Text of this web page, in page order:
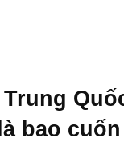
bao cuốn